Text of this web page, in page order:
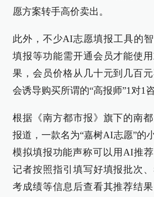
愿方案转手高价卖出。
此外，不少AI志愿填报工具的
填报等功能需开通会员才能使
果，会员价格从几十元到几百
会诱导购买所谓的“高报师”1对1
根据《南方都市报》旗下的南
报道，一款名为“嘉树AI志愿”的
模拟填报功能声称可以用AI推荐
记者按照指引填写好填报批次
考成绩等信息后查看其推荐结